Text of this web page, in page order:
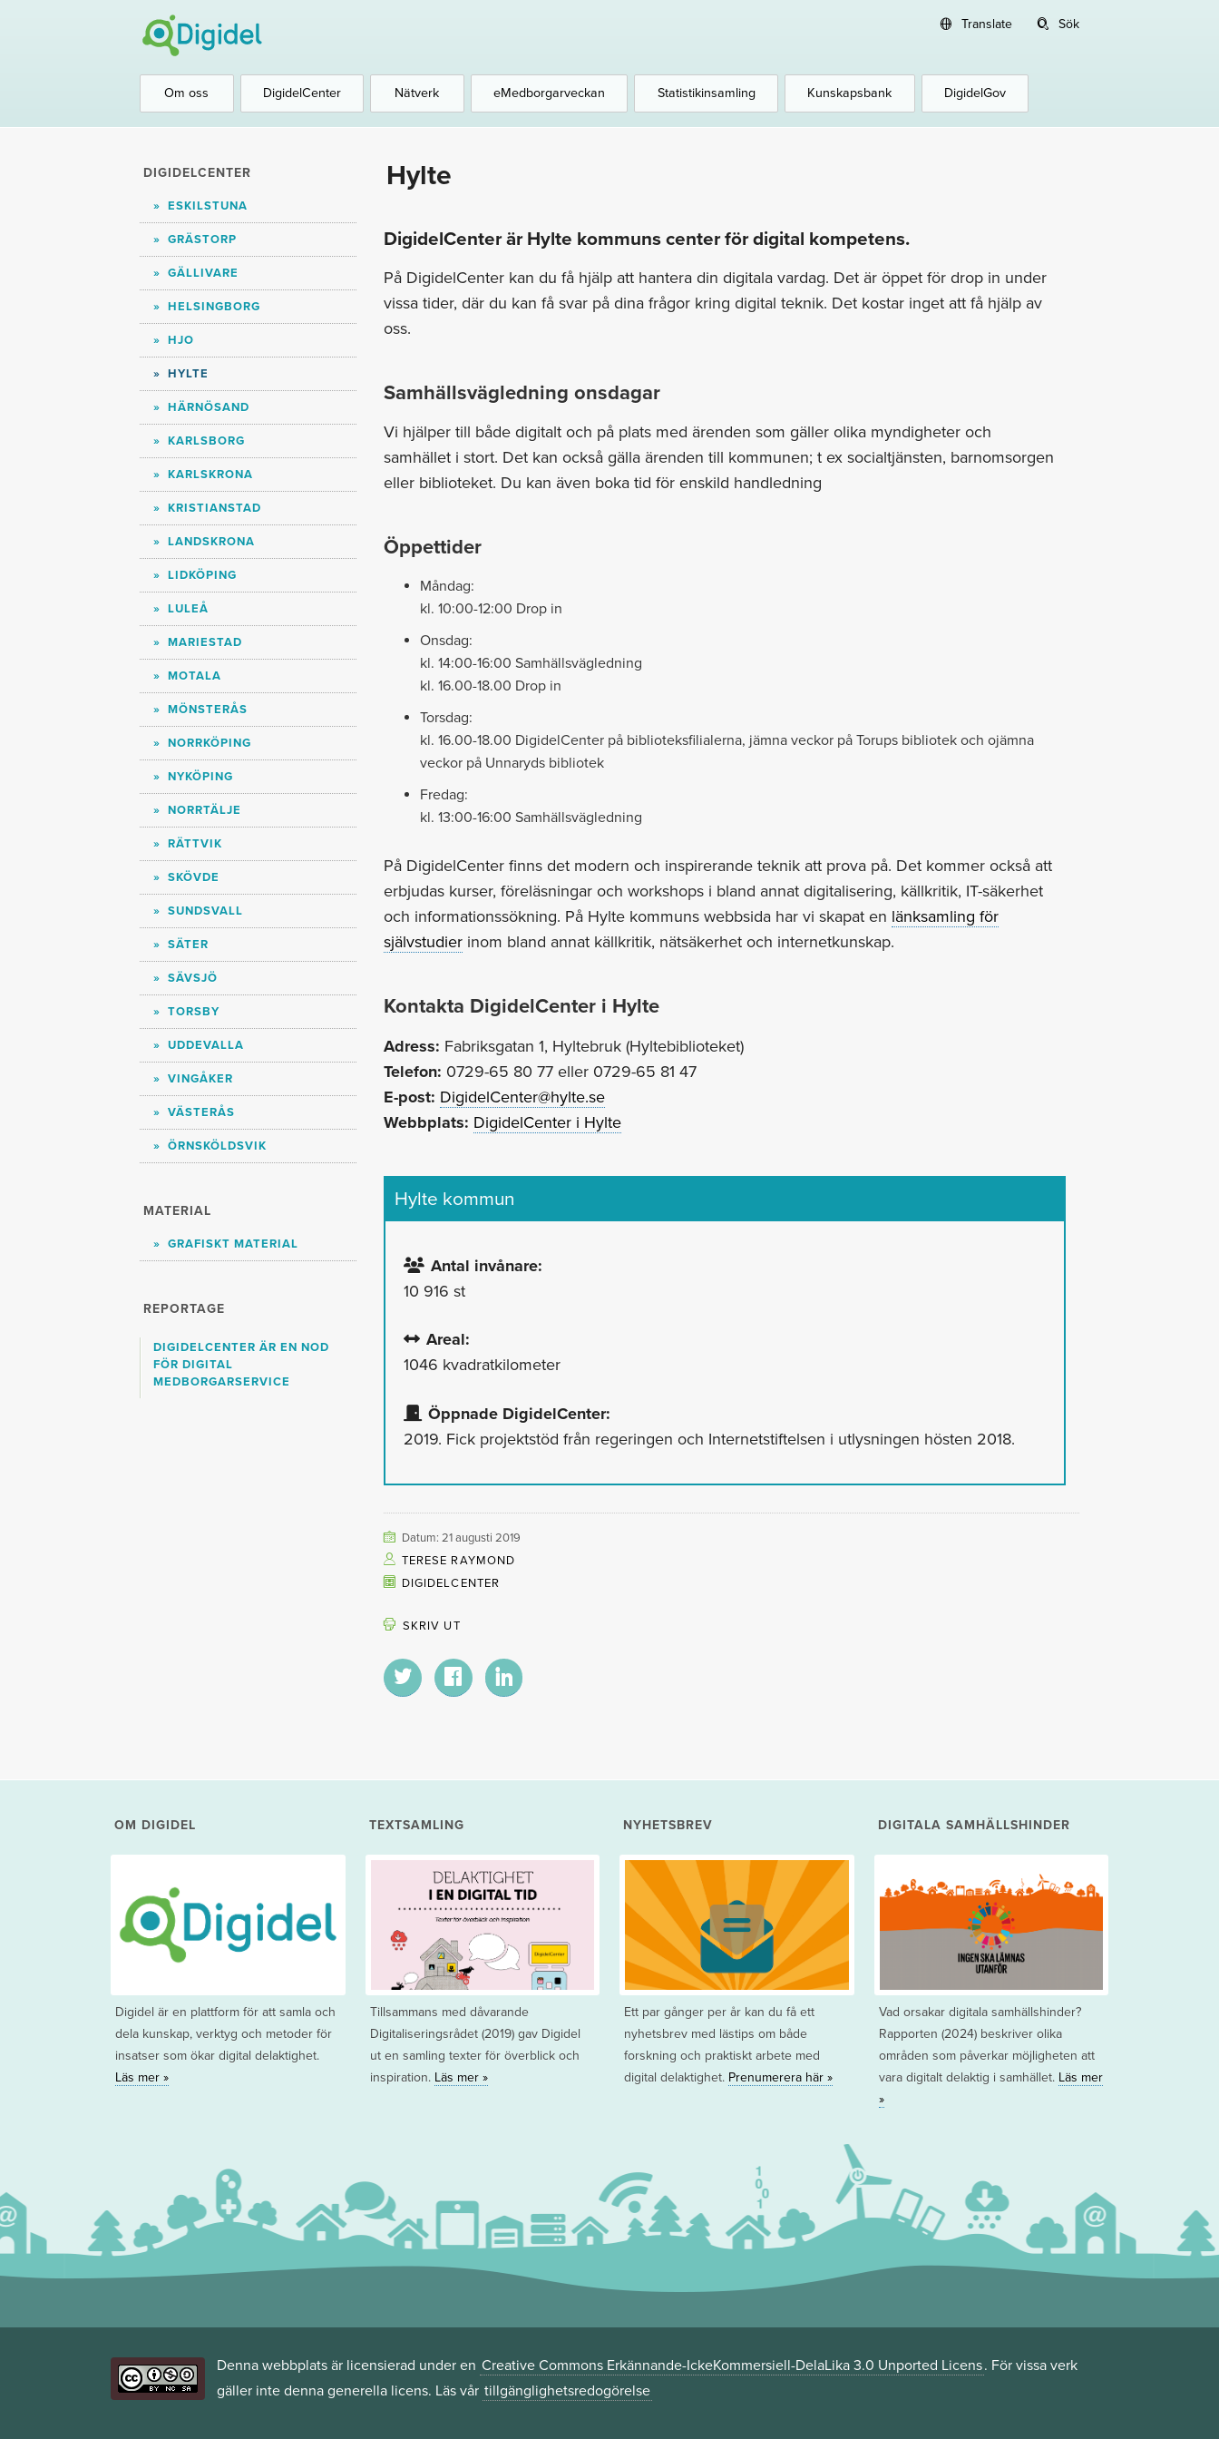
Translate Sök
Om oss DigidelCenter Nätverk eMedborgarveckan Statistikinsamling Kunskapsbank DigidelGov
DIGIDELCENTER
ESKILSTUNA
GRÄSTORP
GÄLLIVARE
HELSINGBORG
HJO
HYLTE
HÄRNÖSAND
KARLSBORG
KARLSKRONA
KRISTIANSTAD
LANDSKRONA
LIDKÖPING
LULEÅ
MARIESTAD
MOTALA
MÖNSTERÅS
NORRKÖPING
NYKÖPING
NORRTÄLJE
RÄTTVIK
SKÖVDE
SUNDSVALL
SÄTER
SÄVSJÖ
TORSBY
UDDEVALLA
VINGÅKER
VÄSTERÅS
ÖRNSKÖLDSVIK
MATERIAL
GRAFISKT MATERIAL
REPORTAGE
DIGIDELCENTER ÄR EN NOD
FÖR DIGITAL
MEDBORGARSERVICE
Hylte
DigidelCenter är Hylte kommuns center för digital kompetens.
På DigidelCenter kan du få hjälp att hantera din digitala vardag. Det är öppet för drop in under
vissa tider, där du kan få svar på dina frågor kring digital teknik. Det kostar inget att få hjälp av
oss.
Samhällsvägledning onsdagar
Vi hjälper till både digitalt och på plats med ärenden som gäller olika myndigheter och
samhället i stort. Det kan också gälla ärenden till kommunen; t ex socialtjänsten, barnomsorgen
eller biblioteket. Du kan även boka tid för enskild handledning
Öppettider
Måndag:
kl. 10:00-12:00 Drop in
Onsdag:
kl. 14:00-16:00 Samhällsvägledning
kl. 16.00-18.00 Drop in
Torsdag:
kl. 16.00-18.00 DigidelCenter på biblioteksfilialerna, jämna veckor på Torups bibliotek och ojämna
veckor på Unnaryds bibliotek
Fredag:
kl. 13:00-16:00 Samhällsvägledning
På DigidelCenter finns det modern och inspirerande teknik att prova på. Det kommer också att
erbjudas kurser, föreläsningar och workshops i bland annat digitalisering, källkritik, IT-säkerhet
och informationssökning. På Hylte kommuns webbsida har vi skapat en länksamling för
självstudier inom bland annat källkritik, nätsäkerhet och internetkunskap.
Kontakta DigidelCenter i Hylte
Adress: Fabriksgatan 1, Hyltebruk (Hyltebiblioteket)
Telefon: 0729-65 80 77 eller 0729-65 81 47
E-post: DigidelCenter@hylte.se
Webbplats: DigidelCenter i Hylte
Hylte kommun
Antal invånare:
10 916 st
Areal:
1046 kvadratkilometer
Öppnade DigidelCenter:
2019. Fick projektstöd från regeringen och Internetstiftelsen i utlysningen hösten 2018.
Datum: 21 augusti 2019
TERESE RAYMOND
DIGIDELCENTER
SKRIV UT
OM DIGIDEL
Digidel är en plattform för att samla och
dela kunskap, verktyg och metoder för
insatser som ökar digital delaktighet.
Läs mer »
TEXTSAMLING
Tillsammans med dåvarande
Digitaliseringsrådet (2019) gav Digidel
ut en samling texter för överblick och
inspiration. Läs mer »
NYHETSBREV
Ett par gånger per år kan du få ett
nyhetsbrev med lästips om både
forskning och praktiskt arbete med
digital delaktighet. Prenumerera här »
DIGITALA SAMHÄLLSHINDER
Vad orsakar digitala samhällshinder?
Rapporten (2024) beskriver olika
områden som påverkar möjligheten att
vara digitalt delaktig i samhället. Läs mer
»
Denna webbplats är licensierad under en Creative Commons Erkännande-IckeKommersiell-DelaLika 3.0 Unported Licens. För vissa verk
gäller inte denna generella licens. Läs vår tillgänglighetsredogörelse